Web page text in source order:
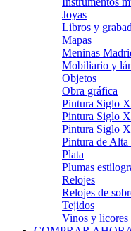
Joyas
Libros y
Mapas
Meninas
Mobiliario y
Objetos
Obra gráfica
Pintura Siglo
Pintura Siglo
Pintura Siglo
Pintura de Alta
Plata
Plumas
Relojes
Relojes de
Tejidos
Vinos y licores